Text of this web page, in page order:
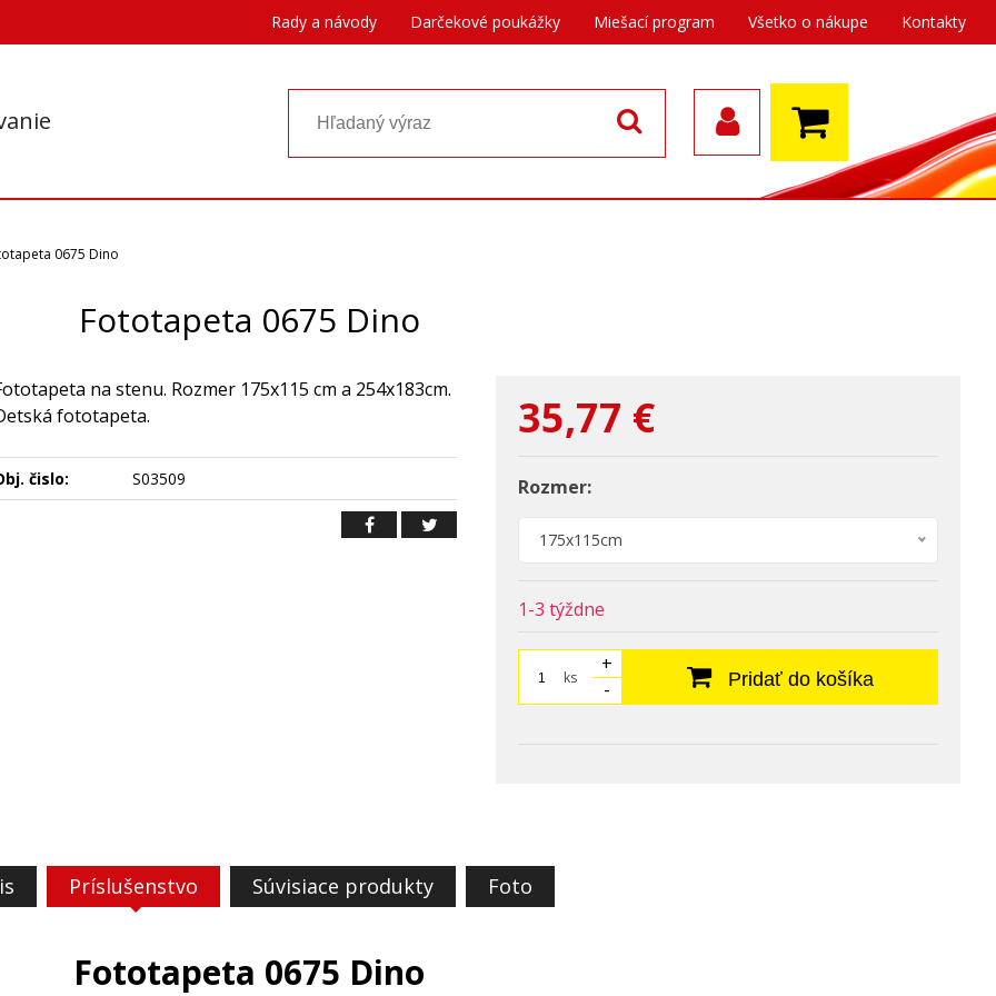
Rady a návody Darčekové poukážky Miešací program Všetko o nákupe Kontakty
0675 Dino
Fototapeta 0675 Dino
35,77 €
Rozmer:
175x115cm
1-3 týždne
ks
+
-
Pridať do košíka
na stenu. Rozmer 175x115 cm a 254x183cm.
fototapeta.
čislo: S03509
Príslušenstvo Súvisiace produkty Foto
Fototapeta 0675 Dino